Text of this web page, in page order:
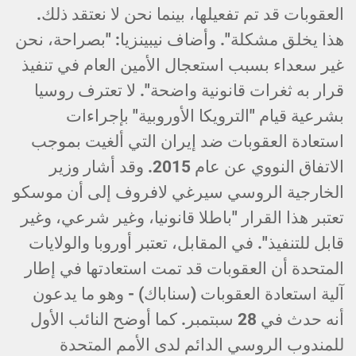
العقوبات قد تم تفعيلها، بينما نحن لا نعتقد ذلك.
هذا يخلق مشكلة". وأضاف نيبينزيا: "بصراحة، نحن
غير سعداء بسبب استعجال الأمين العام في تنفيذ
قرار به ثغرات قانونية واضحة". لا تعترف روسيا
بشرعية قيام "الترويكا الأوروبية" بإجراءات
استعادة العقوبات ضد إيران التي ألغيت بموجب
الاتفاق النووي عن عام 2015. وقد أشار وزير
الخارجية الروسي سيرغي لافروف إلى أن موسكو
تعتبر هذا القرار "باطلا قانونيا، وغير شرعي، وغير
قابل للتنفيذ". في المقابل، تعتبر أوروبا والولايات
المتحدة أن العقوبات قد تمت استعادتها في إطار
آلية استعادة العقوبات (سناباك) - وهو ما يدعون
أنه حدث في 28 سبتمبر. كما أوضح النائب الأول
للمندوب الروسي الدائم لدى الأمم المتحدة